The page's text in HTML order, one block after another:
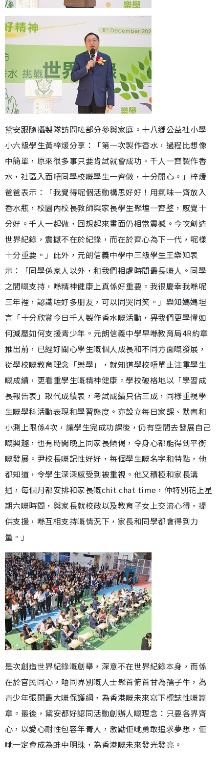
黛安跟隨攝製隊訪問咗部分參與家庭。十八鄉公益社小學
小六級學生黃梓煖分享：「第一次製作香水，過程比想像
中簡單，原來很多事只要肯試就會成功。千人一齊製作香
水，社區入面唔同學校嘅學生一齊做，十分開心。」梓煖
爸爸表示：「我覺得呢個活動構思好好！用氣味一齊放入
香水瓶，校園內校長教師與家長學生聚埋一齊整，感覺十
分好。千人一起做，回想起來畫面仍相當震撼。今次創造
世界紀錄，震撼不在於紀錄，而在於齊心為下一代，呢樣
十分重要。」此外，元朗信義中學中三級學生王樂知表
示：「同學係家人以外，和我們相處時間最長嘅人。同學
之間嘅支持，喺精神健康上真係好重要。我很慶幸我喺呢
三年裡，認識咗好多朋友，可以同哭同笑。」樂知媽媽坦
言「十分欣賞今日千人製作香水嘅活動，畀我們更學懂如
何減壓如何支援青少年。元朗信義中學早喺教育局4R約章
推出前，已經好關心學生嘅個人成長和不同方面嘅發展，
從學校嘅教育理念「樂學」，就知道學校唔單止注重學生
嘅成績，更看重學生嘅精神健康。學校破格地以「學習成
長報告表」取代成績表，考試成績只佔三成，同樣重視學
生嘅學科活動表現和學習態度。亦設立每日家課、默書和
小測上限係4次，讓學生完成功課後，仍有空間去發展自己
嘅興趣，也有時間晚上同家長傾偈，令身心都能得到平衡
嘅發展。尹校長嘅記性好好，每個學生嘅名字和特點，他
都知道，令學生深深感受到被重視。他又積極和家長溝
通，每個月都安排和家長嘅chit chat time，仲特別花上星
期六嘅時間，與家長就校政以及教育子女上交流心得，提
供支援，喺互相支持嘅情況下，家長和同學都會得到力
量。」
是次創造世界紀錄嘅創舉，深意不在世界紀錄本身，而係
在於官民同心，唔同界別嘅人士聚首俯首甘為孺子牛，為
青少年張開最大嘅保護網，為香港嘅未來寫下標誌性嘅篇
章。最後，黛安都好認同活動創辦人嘅理念：只要各界齊
心，以愛心耐性包容年青人，激勵佢哋勇敢追求夢想，佢
哋一定會成為蚌中明珠，為香港嘅未來發光發亮。